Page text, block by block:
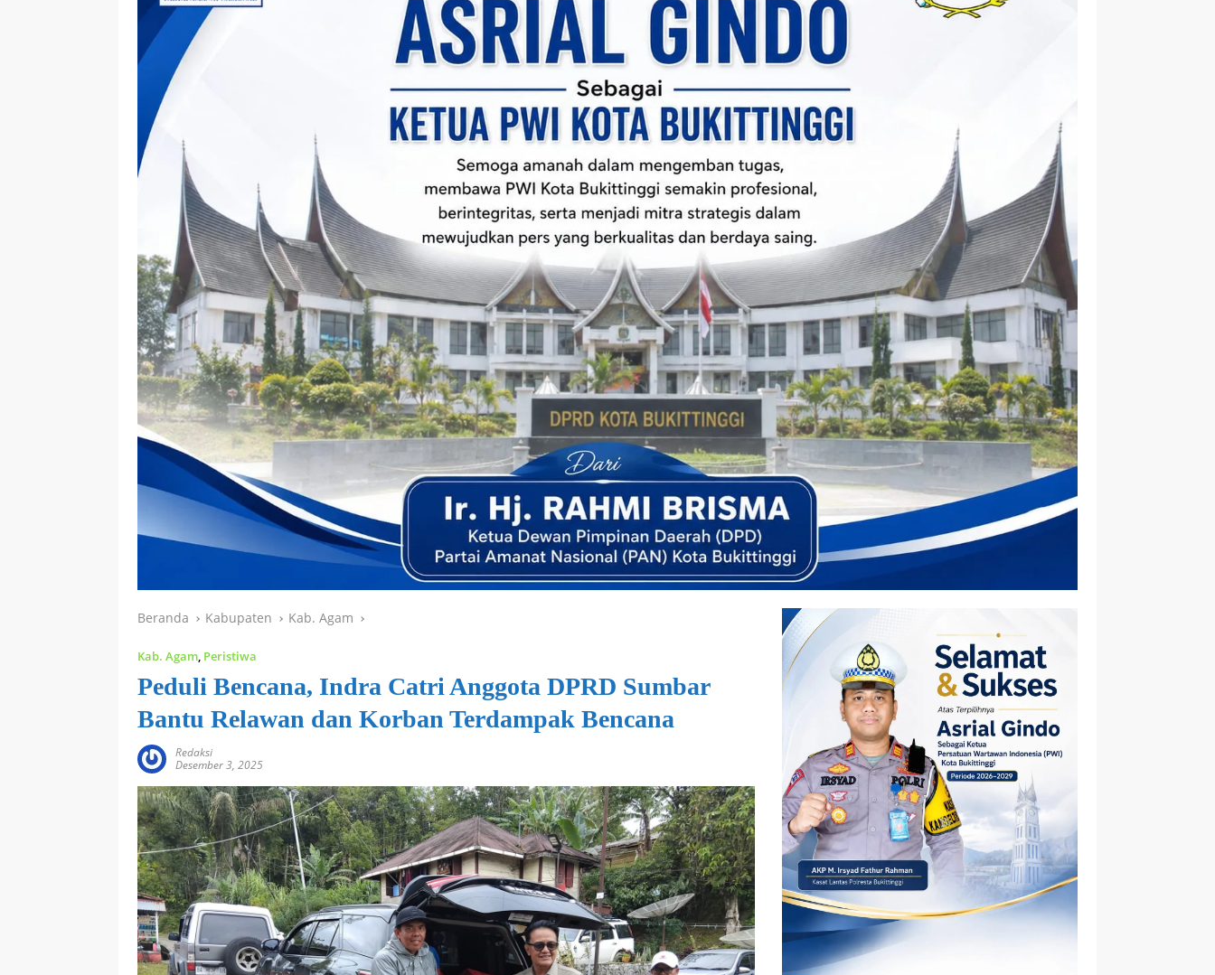
Beranda Kabupaten Kab. Agam
Kab. Agam, Peristiwa
Peduli Bencana, Indra Catri Anggota DPRD Sumbar
Bantu Relawan dan Korban Terdampak Bencana
Redaksi
Desember 3, 2025